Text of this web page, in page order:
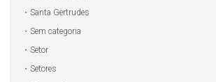
Santa Gertrudes
Sem categoria
Setor
Setores